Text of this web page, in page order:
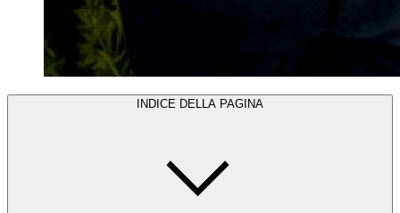
INDICE DELLA PAGINA